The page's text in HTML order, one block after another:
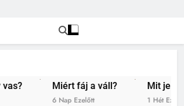
Miért fáj a váll?
6 Nap Ezelőtt
Mit jelent az
1 Hét Ezelőtt